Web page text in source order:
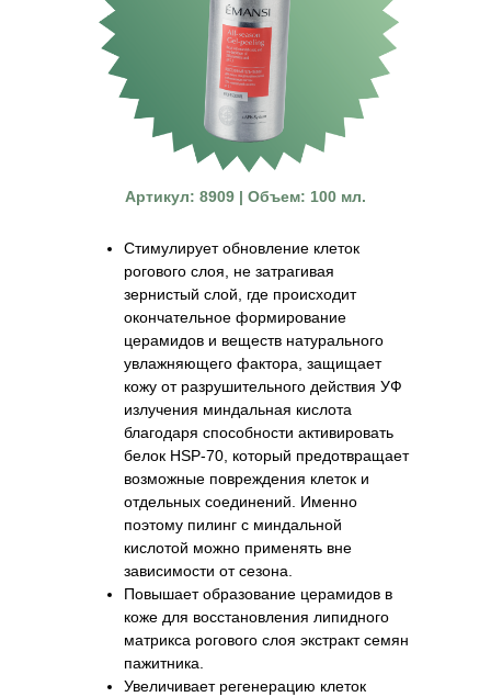
Артикул: 8909 | Объем: 100 мл.
Стимулирует обновление клеток
рогового слоя, не затрагивая
зернистый слой, где происходит
окончательное формирование
церамидов и веществ натурального
увлажняющего фактора, защищает
кожу от разрушительного действия УФ
излучения миндальная кислота
благодаря способности активировать
белок HSP-70, который предотвращает
возможные повреждения клеток и
отдельных соединений. Именно
поэтому пилинг с миндальной
кислотой можно применять вне
зависимости от сезона.
Повышает образование церамидов в
коже для восстановления липидного
матрикса рогового слоя экстракт семян
пажитника.
Увеличивает регенерацию клеток